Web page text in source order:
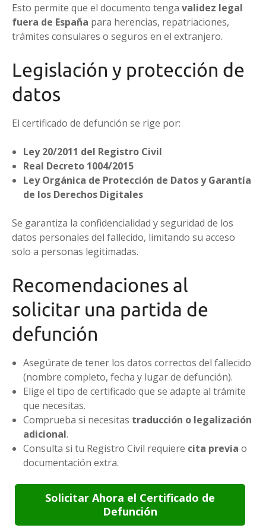
Esto permite que el documento tenga validez legal
fuera de España para herencias, repatriaciones,
trámites consulares o seguros en el extranjero.
Legislación y protección de
datos
El certificado de defunción se rige por:
Ley 20/2011 del Registro Civil
Real Decreto 1004/2015
Ley Orgánica de Protección de Datos y Garantía
de los Derechos Digitales
Se garantiza la confidencialidad y seguridad de los
datos personales del fallecido, limitando su acceso
solo a personas legitimadas.
Recomendaciones al
solicitar una partida de
defunción
Asegúrate de tener los datos correctos del fallecido
(nombre completo, fecha y lugar de defunción).
Elige el tipo de certificado que se adapte al trámite
que necesitas.
Comprueba si necesitas traducción o legalización
adicional.
Consulta si tu Registro Civil requiere cita previa o
documentación extra.
Solicitar Ahora el Certificado de
Defunción